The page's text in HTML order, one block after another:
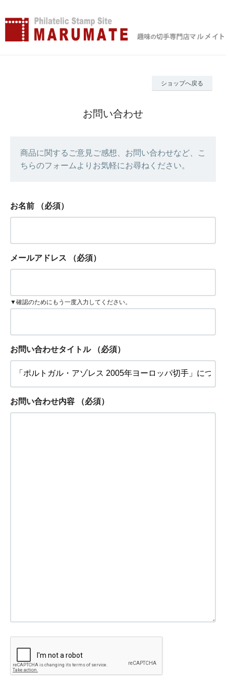
ショップへ戻る
お問い合わせ
商品に関するご意見ご感想、お問い合わせなど、こ
ちらのフォームよりお気軽にお尋ねください。
お名前 （必須）
メールアドレス （必須）
▼確認のためにもう一度入力してください。
お問い合わせタイトル （必須）
お問い合わせ内容 （必須）